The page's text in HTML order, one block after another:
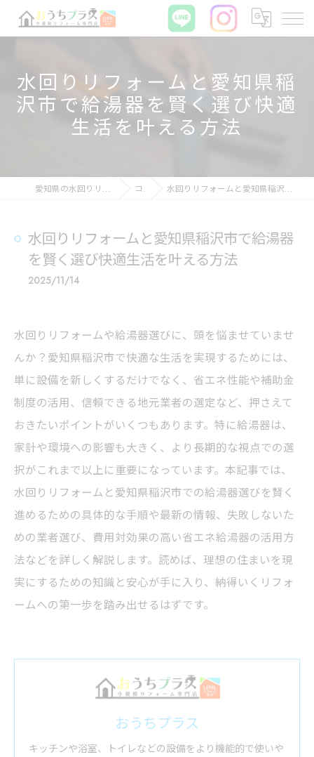
水回りリフォームと愛知県稲
沢市で給湯器を賢く選び快適
生活を叶える方法
愛知県の水回りリフォームならおうちプラス コラム 水回りリフォームと愛知県稲沢市で給湯器を賢く選び快適生活を叶える方法
水回りリフォームと愛知県稲沢市で給湯器
を賢く選び快適生活を叶える方法
2025/11/14
水回りリフォームや給湯器選びに、頭を悩ませていませ
んか？愛知県稲沢市で快適な生活を実現するためには、
単に設備を新しくするだけでなく、省エネ性能や補助金
制度の活用、信頼できる地元業者の選定など、押さえて
おきたいポイントがいくつもあります。特に給湯器は、
家計や環境への影響も大きく、より長期的な視点での選
択がこれまで以上に重要になっています。本記事では、
水回りリフォームと愛知県稲沢市での給湯器選びを賢く
進めるための具体的な手順や最新の情報、失敗しないた
めの業者選び、費用対効果の高い省エネ給湯器の活用方
法などを詳しく解説します。読めば、理想の住まいを現
実にするための知識と安心が手に入り、納得いくリフォ
ームへの第一歩を踏み出せるはずです。
おうちプラス
キッチンや浴室、トイレなどの設備をより機能的で使いや